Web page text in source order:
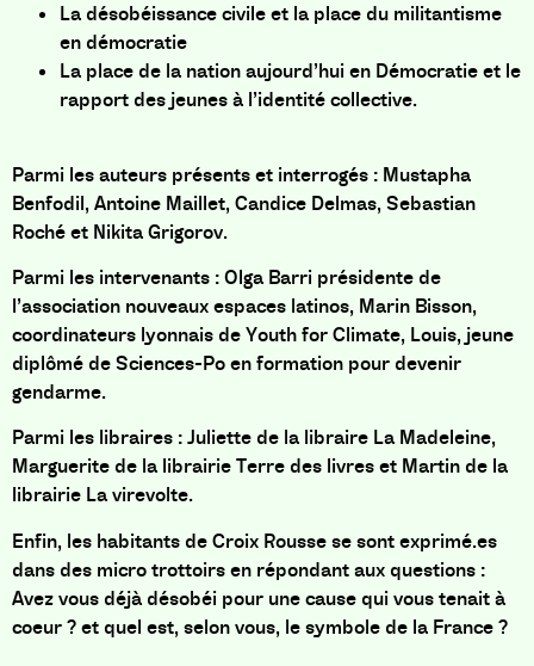
La désobéissance civile et la place du militantisme
en démocratie
La place de la nation aujourd’hui en Démocratie et le
rapport des jeunes à l’identité collective.
Parmi les auteurs présents et interrogés : Mustapha
Benfodil, Antoine Maillet, Candice Delmas, Sebastian
Roché et Nikita Grigorov.
Parmi les intervenants : Olga Barri présidente de
l’association nouveaux espaces latinos, Marin Bisson,
coordinateurs lyonnais de Youth for Climate, Louis, jeune
diplômé de Sciences-Po en formation pour devenir
gendarme.
Parmi les libraires : Juliette de la libraire La Madeleine,
Marguerite de la librairie Terre des livres et Martin de la
librairie La virevolte.
Enfin, les habitants de Croix Rousse se sont exprimé.es
dans des micro trottoirs en répondant aux questions :
Avez vous déjà désobéi pour une cause qui vous tenait à
coeur ? et quel est, selon vous, le symbole de la France ?